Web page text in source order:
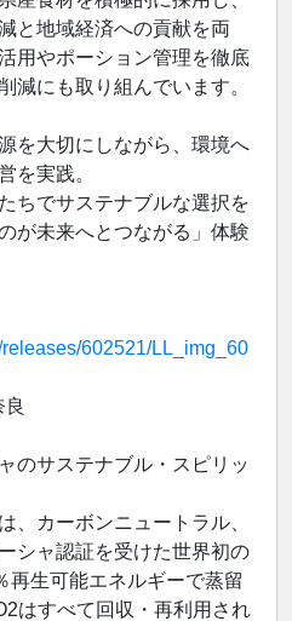
と地域経済への貢献を両
用やポーション管理を徹底
減にも取り組んでいます。
を大切にしながら、環境へ
を実践。
ちでサステナブルな選択を
が未来へとつながる」体験
602521/LL_img_60
のサステナブル・スピリッ
、カーボンニュートラル、
シャ認証を受けた世界初の
再生可能エネルギーで蒸留
はすべて回収・再利用され